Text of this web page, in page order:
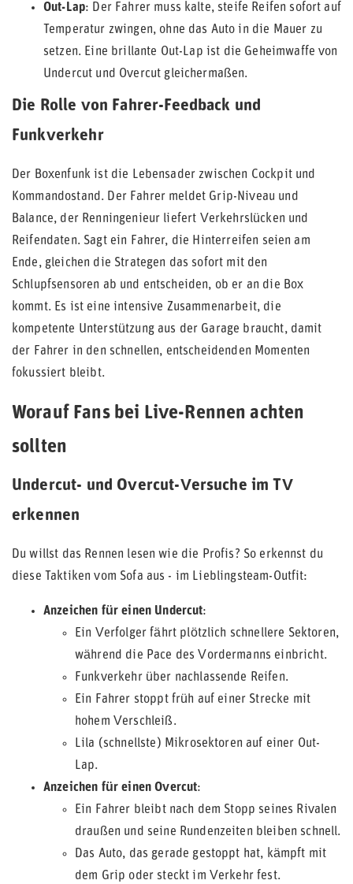
Out-Lap: Der Fahrer muss kalte, steife Reifen sofort auf
Temperatur zwingen, ohne das Auto in die Mauer zu
setzen. Eine brillante Out-Lap ist die Geheimwaffe von
Undercut und Overcut gleichermaßen.
Die Rolle von Fahrer-Feedback und
Funkverkehr
Der Boxenfunk ist die Lebensader zwischen Cockpit und
Kommandostand. Der Fahrer meldet Grip-Niveau und
Balance, der Renningenieur liefert Verkehrslücken und
Reifendaten. Sagt ein Fahrer, die Hinterreifen seien am
Ende, gleichen die Strategen das sofort mit den
Schlupfsensoren ab und entscheiden, ob er an die Box
kommt. Es ist eine intensive Zusammenarbeit, die
kompetente Unterstützung aus der Garage braucht, damit
der Fahrer in den schnellen, entscheidenden Momenten
fokussiert bleibt.
Worauf Fans bei Live-Rennen achten
sollten
Undercut- und Overcut-Versuche im TV
erkennen
Du willst das Rennen lesen wie die Profis? So erkennst du
diese Taktiken vom Sofa aus - im Lieblingsteam-Outfit:
Anzeichen für einen Undercut:
Ein Verfolger fährt plötzlich schnellere Sektoren,
während die Pace des Vordermanns einbricht.
Funkverkehr über nachlassende Reifen.
Ein Fahrer stoppt früh auf einer Strecke mit
hohem Verschleiß.
Lila (schnellste) Mikrosektoren auf einer Out-
Lap.
Anzeichen für einen Overcut:
Ein Fahrer bleibt nach dem Stopp seines Rivalen
draußen und seine Rundenzeiten bleiben schnell.
Das Auto, das gerade gestoppt hat, kämpft mit
dem Grip oder steckt im Verkehr fest.